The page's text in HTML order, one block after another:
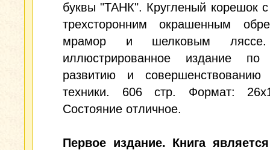
буквы "ТАНК". Кругленый корешок
трехсторонним окрашенным
мрамор и шелковым ляссе.
иллюстрированное издание по
развитию и совершенствованию
техники. 606 стр. Формат:
Состояние отличное.
Первое издание. Книга